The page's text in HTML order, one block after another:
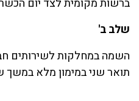
שלב ב'
השמה במחלקות לשירותים
תואר שני במימון מלא במשך
ברשות מקומית לצד יום